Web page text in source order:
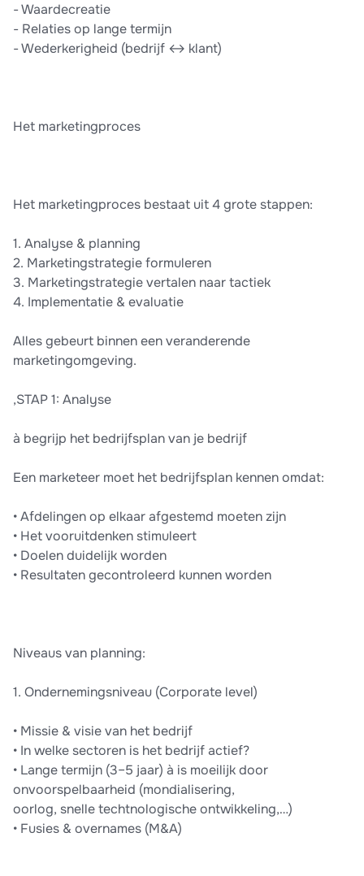
- Waardecreatie
- Relaties op lange termijn
- Wederkerigheid (bedrijf ↔ klant)
Het marketingproces
Het marketingproces bestaat uit 4 grote stappen:
1. Analyse & planning
2. Marketingstrategie formuleren
3. Marketingstrategie vertalen naar tactiek
4. Implementatie & evaluatie
Alles gebeurt binnen een veranderende
marketingomgeving.
,STAP 1: Analyse
à begrijp het bedrijfsplan van je bedrijf
Een marketeer moet het bedrijfsplan kennen omdat:
• Afdelingen op elkaar afgestemd moeten zijn
• Het vooruitdenken stimuleert
• Doelen duidelijk worden
• Resultaten gecontroleerd kunnen worden
Niveaus van planning:
1. Ondernemingsniveau (Corporate level)
• Missie & visie van het bedrijf
• In welke sectoren is het bedrijf actief?
• Lange termijn (3–5 jaar) à is moeilijk door
onvoorspelbaarheid (mondialisering,
oorlog, snelle techtnologische ontwikkeling,…)
• Fusies & overnames (M&A)